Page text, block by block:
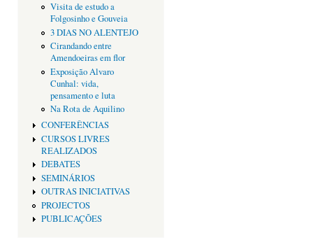
Visita de estudo a
Folgosinho e Gouveia
3 DIAS NO ALENTEJO
Cirandando entre
Amendoeiras em flor
Exposição Alvaro
Cunhal: vida,
pensamento e luta
Na Rota de Aquilino
CONFERÊNCIAS
CURSOS LIVRES
REALIZADOS
DEBATES
SEMINÁRIOS
OUTRAS INICIATIVAS
PROJECTOS
PUBLICAÇÕES